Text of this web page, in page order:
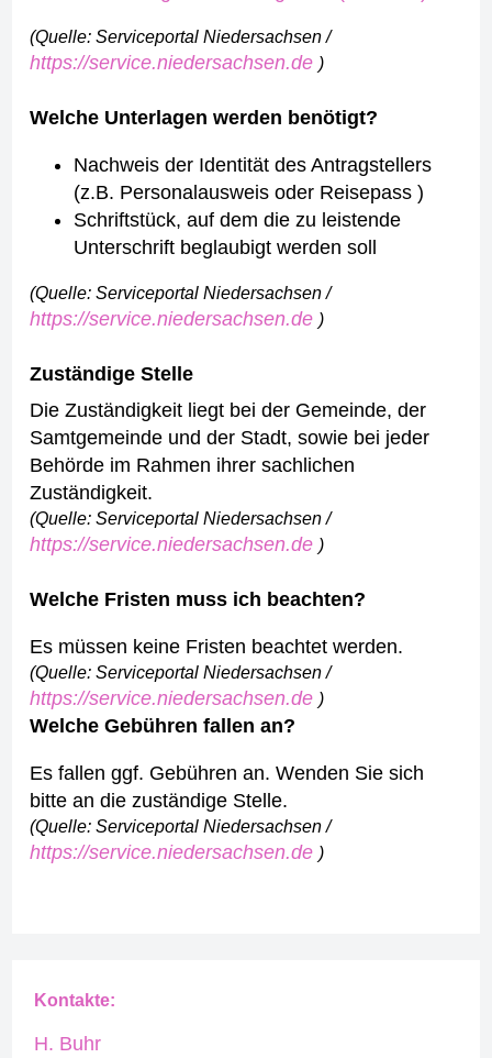
(Quelle: Serviceportal Niedersachsen /
https://service.niedersachsen.de )
Welche Unterlagen werden benötigt?
Nachweis der Identität des Antragstellers
(z.B. Personalausweis oder Reisepass )
Schriftstück, auf dem die zu leistende
Unterschrift beglaubigt werden soll
(Quelle: Serviceportal Niedersachsen /
https://service.niedersachsen.de )
Zuständige Stelle
Die Zuständigkeit liegt bei der Gemeinde, der
Samtgemeinde und der Stadt, sowie bei jeder
Behörde im Rahmen ihrer sachlichen
Zuständigkeit.
(Quelle: Serviceportal Niedersachsen /
https://service.niedersachsen.de )
Welche Fristen muss ich beachten?
Es müssen keine Fristen beachtet werden.
(Quelle: Serviceportal Niedersachsen /
https://service.niedersachsen.de )
Welche Gebühren fallen an?
Es fallen ggf. Gebühren an. Wenden Sie sich
bitte an die zuständige Stelle.
(Quelle: Serviceportal Niedersachsen /
https://service.niedersachsen.de )
Kontakte:
H. Buhr